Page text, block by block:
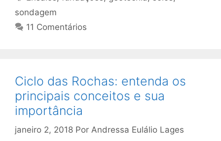
sondagem
11 Comentários
Ciclo das Rochas: entenda os
principais conceitos e sua
importância
janeiro 2, 2018 Por Andressa Eulálio Lages